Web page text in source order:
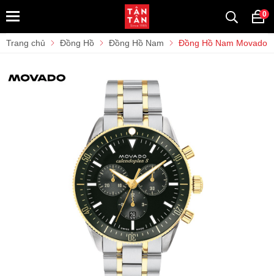
0
Trang chủ Đồng Hồ Đồng Hồ Nam Đồng Hồ Nam Movado